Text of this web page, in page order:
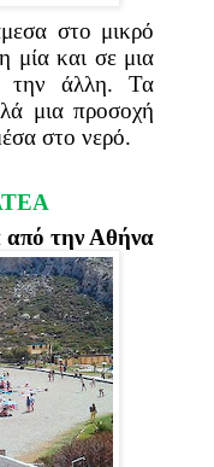
στο μικρό
μία και σε μια
την άλλη. Τα
μια προσοχή
στο νερό.
από την Αθήνα